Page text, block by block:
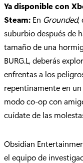
Ya disponible con
Steam: En Grounded,
suburbio después de
tamaño de una
BURG.L, deberás
enfrentas a los
repentinamente en
modo co-op con
cuídate de las
Obsidian
el equipo de